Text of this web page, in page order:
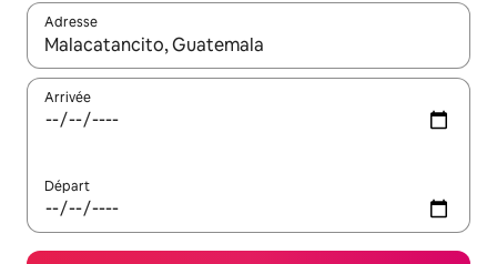
Adresse
Lorsque les résultats s'affichent, utilisez les flèches vers le
Arrivée
Départ